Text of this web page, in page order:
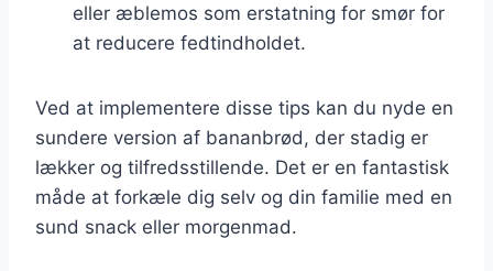
eller æblemos som erstatning for smør for
at reducere fedtindholdet.
Ved at implementere disse tips kan du nyde en
sundere version af bananbrød, der stadig er
lækker og tilfredsstillende. Det er en fantastisk
måde at forkæle dig selv og din familie med en
sund snack eller morgenmad.